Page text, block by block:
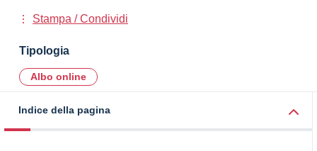
Stampa / Condividi
Tipologia
Albo online
Indice della pagina